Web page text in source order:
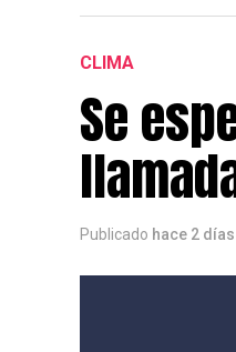
CLIMA
Se
Publicado hace 2 días